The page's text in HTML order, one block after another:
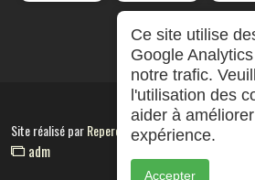
Site réalisé parRepereCom
adm
Ce site utilise
Google
notre trafic.
l'utilisation des
aider à
expérience.
Accepter